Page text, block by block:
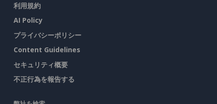
利用規約
AI Policy
プライバシーポリシー
Content Guidelines
セキュリティ概要
不正行為を報告する